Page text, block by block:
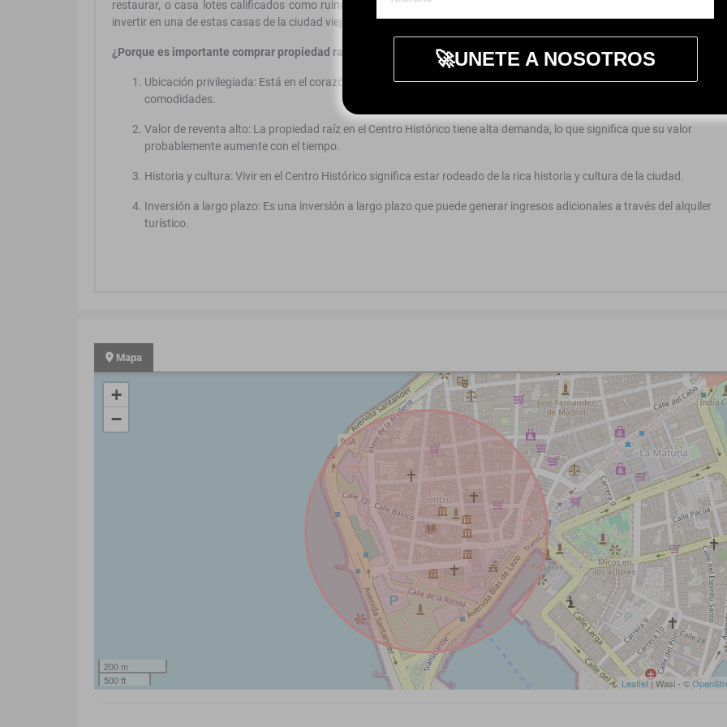
restaurar, o casa lotes calificados como ruinas del centro histórico. Independientemente del estado de la propiedad,
invertir en una de estas casas de la ciudad vieja, para darle un uso residencial, comercial o turístico hotelero.
¿Porque es importante comprar propiedad raiz en el Centro Historico de Cartagena?
Ubicación privilegiada: Está en el corazón de la ciudad y cerca de restaurantes, tiendas, atracciones turísticas y otras
comodidades.
Valor de reventa alto: La propiedad raíz en el Centro Histórico tiene alta demanda, lo que significa que su valor
probablemente aumente con el tiempo.
Historia y cultura: Vivir en el Centro Histórico significa estar rodeado de la rica historia y cultura de la ciudad.
Inversión a largo plazo: Es una inversión a largo plazo que puede generar ingresos adicionales a través del alquiler
turístico.
Mapa
+
−
200 m
500 ft
Leaflet| Wasi - ©
🚀UNETE A NOSOTROS